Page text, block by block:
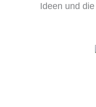
Ideen und